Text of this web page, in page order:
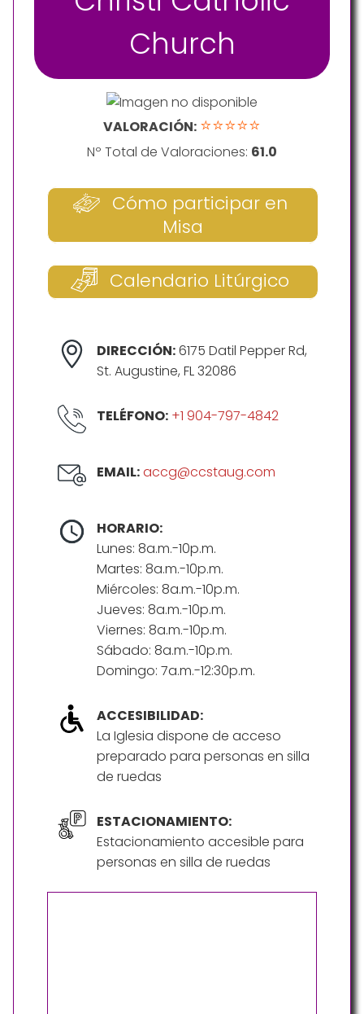
Church
VALORACIÓN: ⭐⭐⭐⭐⭐
Nº Total de Valoraciones: 61.0
Cómo participar en
Misa
Calendario Litúrgico
DIRECCIÓN:6175 Datil Pepper Rd,
St. Augustine, FL 32086
TELÉFONO: +1 904-797-4842
EMAIL:accg@ccstaug.com
HORARIO:
Lunes: 8a.m.-10p.m.
Martes: 8a.m.-10p.m.
Miércoles: 8a.m.-10p.m.
Jueves: 8a.m.-10p.m.
Viernes: 8a.m.-10p.m.
Sábado: 8a.m.-10p.m.
Domingo: 7a.m.-12:30p.m.
ACCESIBILIDAD:
La Iglesia dispone de acceso
preparado para personas en silla
de ruedas
ESTACIONAMIENTO:
Estacionamiento accesible para
personas en silla de ruedas